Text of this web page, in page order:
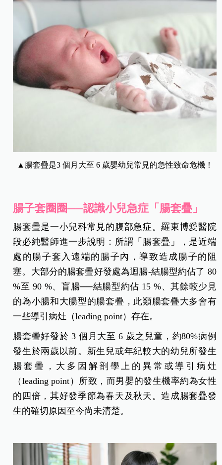
▲腸套疊是3 個月大至 6 歲嬰幼兒常見的急性致命危機！
腸子套圈圈──認識小兒急症「腸套疊」
腸套疊是一小兒科常見的腹部急症。羅東博愛醫院
段必純醫師進一步說明：所謂「腸套疊」，是近端
處的腸子套入遠端的腸子內，導致造成腸子的阻
塞。大部分的腸套疊好發處為迴腸-結腸型約佔了 80
%至 90 %、盲腸──結腸型約佔 15 %、其餘較少見
的為小腸和大腸型的腸套疊，此類腸套疊大多會有
一些導引病灶（leading point）存在。
腸套疊好發於 3 個月大至 6 歲之兒童，約80%病例
發生於兩歲以前。新生兒或年紀較大的幼兒所發生
腸套疊，大多因解剖學上的異常或導引病灶
（leading point）所致，而男嬰的發生機率約為女性
的四倍，其好發季節為春天及秋天。造成腸套疊發
生的確切原因至今尚未清楚。